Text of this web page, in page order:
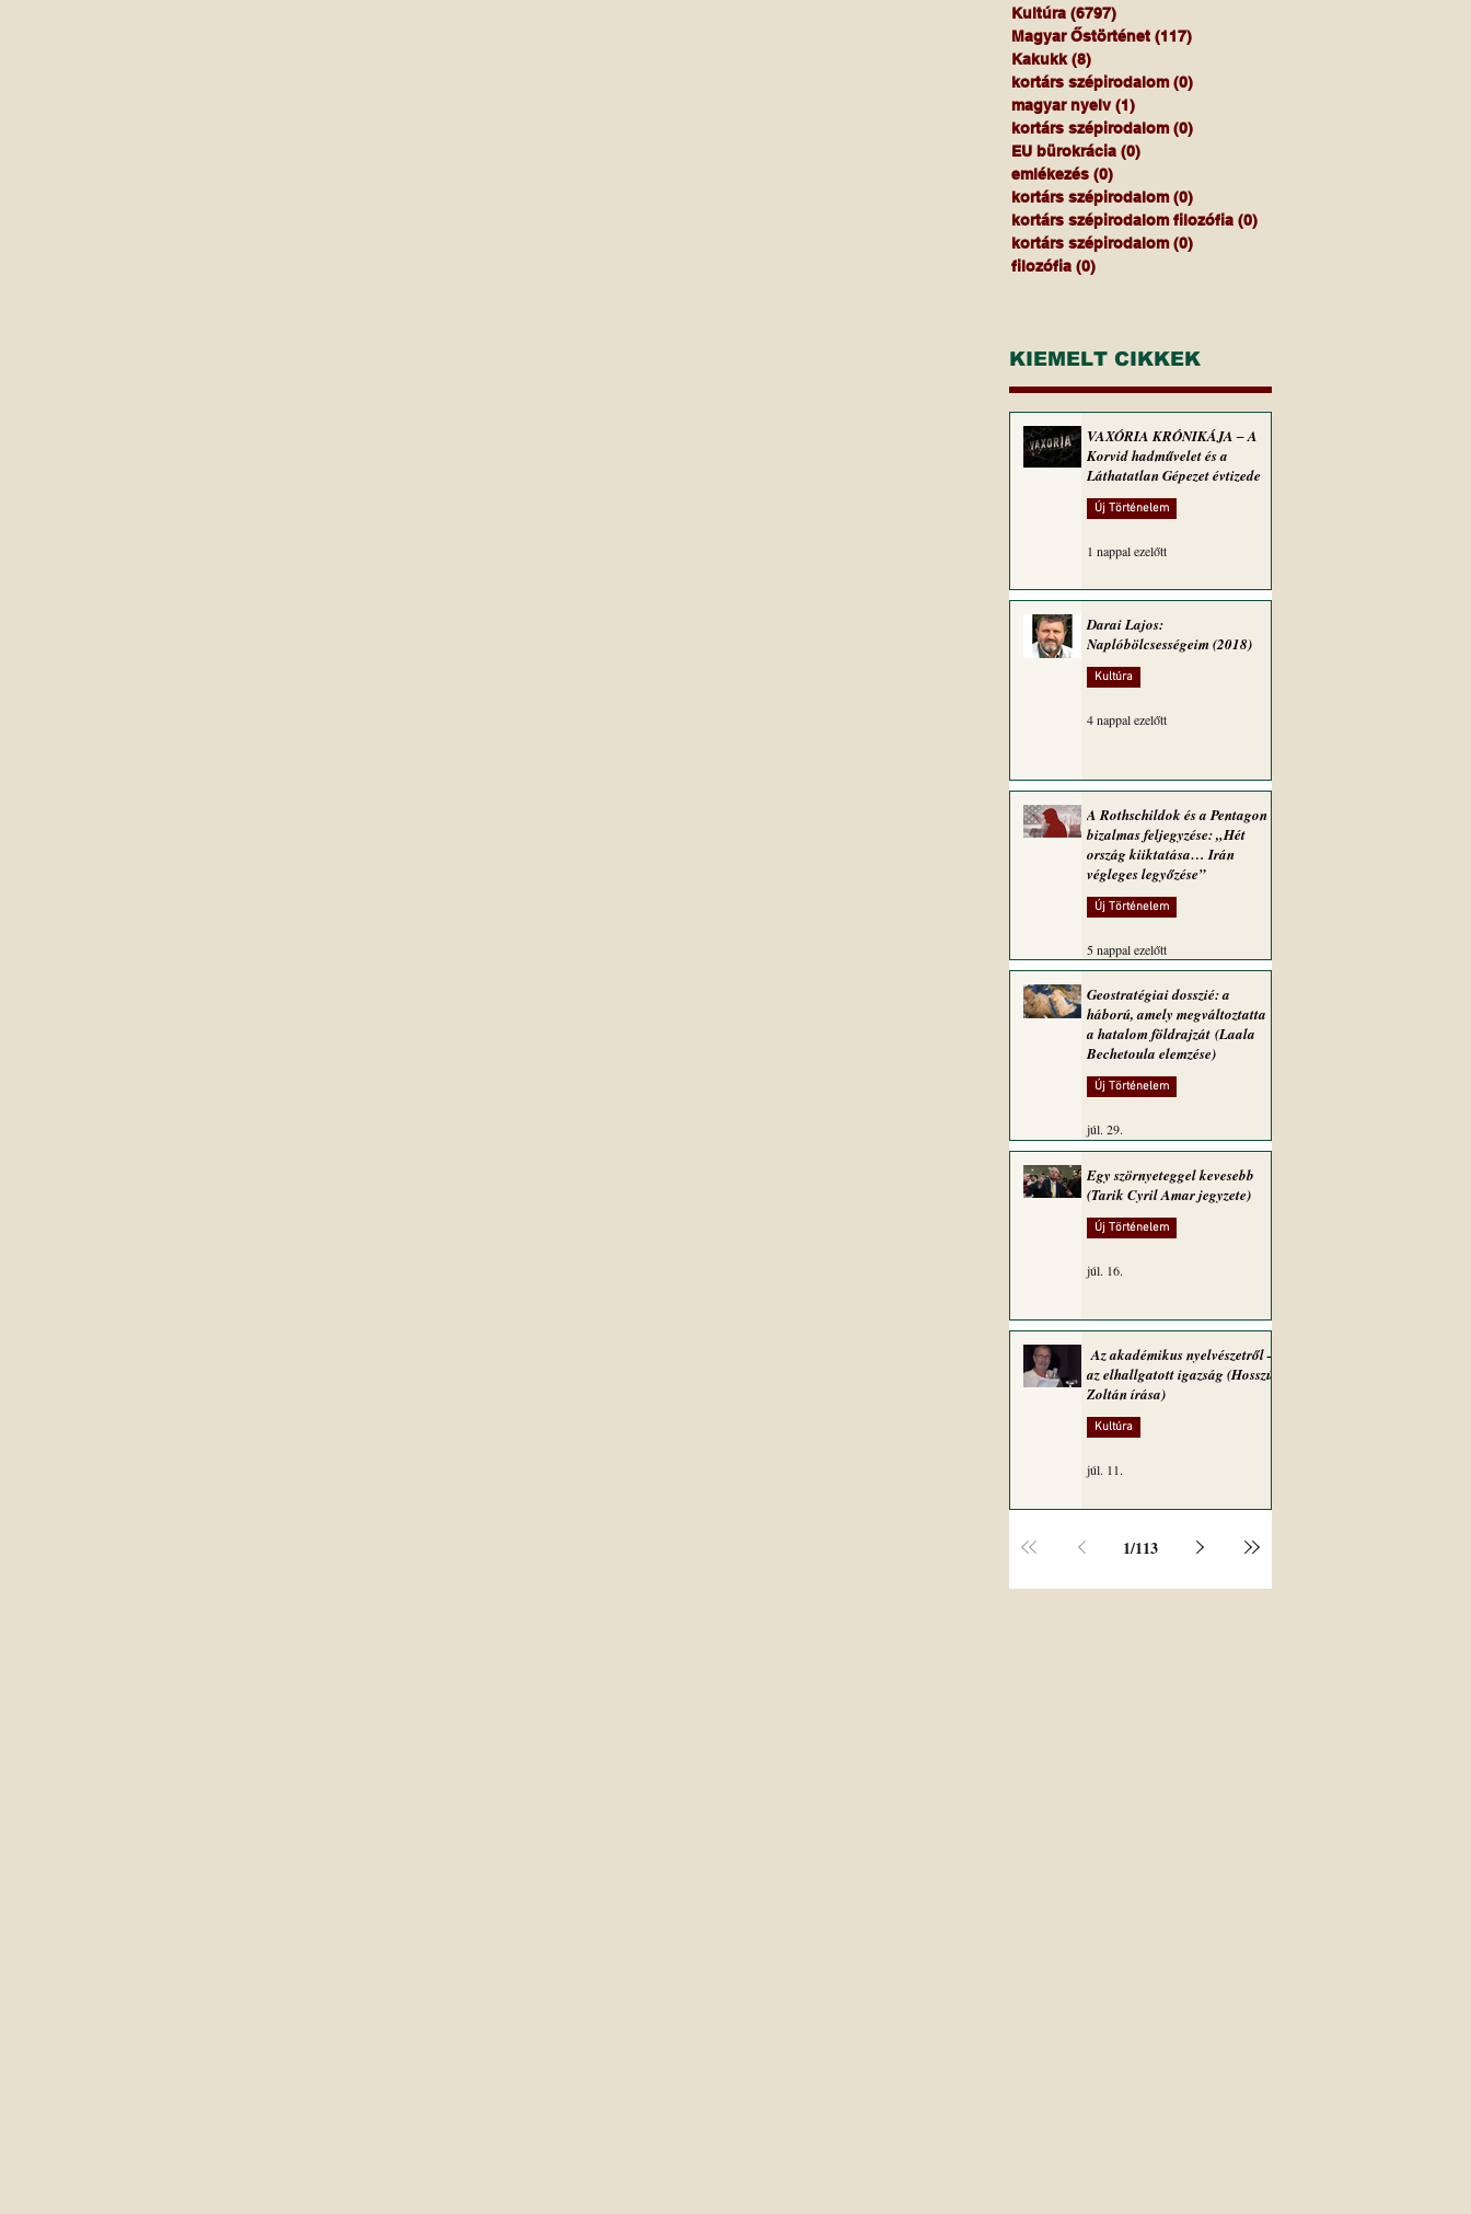
Kultúra (6797)
Magyar Őstörténet (117)
Kakukk (8)
kortárs szépirodalom (0)
magyar nyelv (1)
kortárs szépirodalom (0)
EU bürokrácia (0)
emlékezés (0)
kortárs szépirodalom (0)
kortárs szépirodalom filozófia (0)
kortárs szépirodalom (0)
filozófia (0)
KIEMELT CIKKEK
VAXÓRIA KRÓNIKÁJA ‒ A
Korvid hadművelet és a
Láthatatlan Gépezet évtizede
Új Történelem
1 nappal ezelőtt
Darai Lajos:
Naplóbölcsességeim (2018)
Kultúra
4 nappal ezelőtt
A Rothschildok és a Pentagon
bizalmas feljegyzése: „Hét
ország kiiktatása… Irán
végleges legyőzése”
Új Történelem
5 nappal ezelőtt
Geostratégiai dosszié: a
háború, amely megváltoztatta
a hatalom földrajzát (Laala
Bechetoula elemzése)
Új Történelem
júl. 29.
Egy szörnyeteggel kevesebb
(Tarik Cyril Amar jegyzete)
Új Történelem
júl. 16.
Az akadémikus nyelvészetről –
az elhallgatott igazság (Hosszú
Zoltán írása)
Kultúra
júl. 11.
1/113